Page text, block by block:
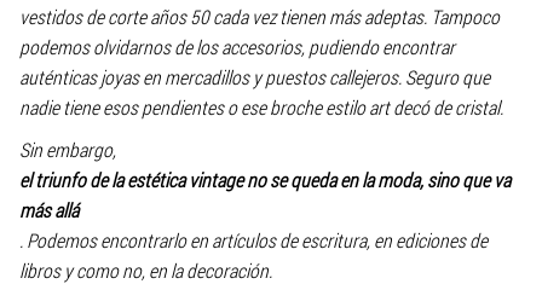
vestidos de corte años 50 cada vez tienen más adeptas. Tampoco
podemos olvidarnos de los accesorios, pudiendo encontrar
auténticas joyas en mercadillos y puestos callejeros. Seguro que
nadie tiene esos pendientes o ese broche estilo art decó de cristal.
Sin embargo,
el triunfo de la estética vintage no se queda en la moda, sino que va
más allá
. Podemos encontrarlo en artículos de escritura, en ediciones de
libros y como no, en la decoración.